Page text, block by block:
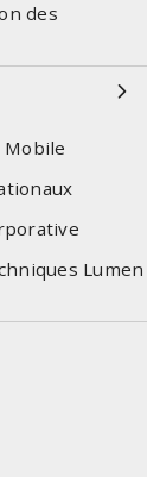
des
Lumen